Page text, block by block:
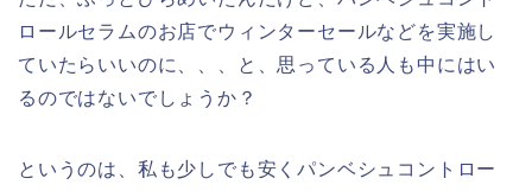
ロールセラムのお店でウィンターセールなどを実施し
ていたらいいのに、、、と、思っている人も中にはい
るのではないでしょうか？
というのは、私も少しでも安くパンベシュコントロー